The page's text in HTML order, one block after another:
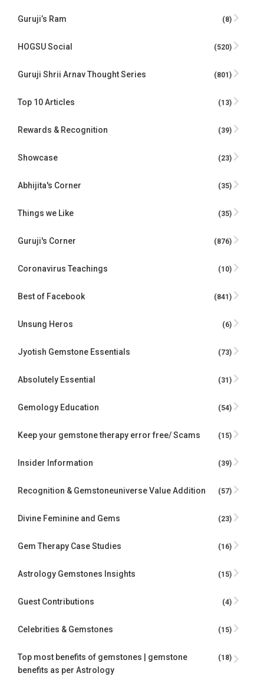
Guruji’s Ram (8)
HOGSU Social (520)
Guruji Shrii Arnav Thought Series (801)
Top 10 Articles (13)
Rewards & Recognition (39)
Showcase (23)
Abhijita's Corner (35)
Things we Like (35)
Guruji's Corner (876)
Coronavirus Teachings (10)
Best of Facebook (841)
Unsung Heros (6)
Jyotish Gemstone Essentials (73)
Absolutely Essential (31)
Gemology Education (54)
Keep your gemstone therapy error free/ Scams (15)
Insider Information (39)
Recognition & Gemstoneuniverse Value Addition (57)
Divine Feminine and Gems (23)
Gem Therapy Case Studies (16)
Astrology Gemstones Insights (15)
Guest Contributions (4)
Celebrities & Gemstones (15)
Top most benefits of gemstones | gemstone
benefits as per Astrology
(18)